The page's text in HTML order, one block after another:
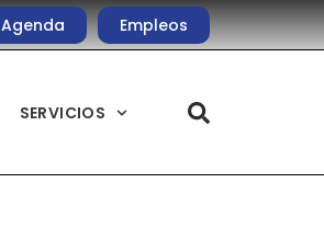
Agenda Empleos
SERVICIOS